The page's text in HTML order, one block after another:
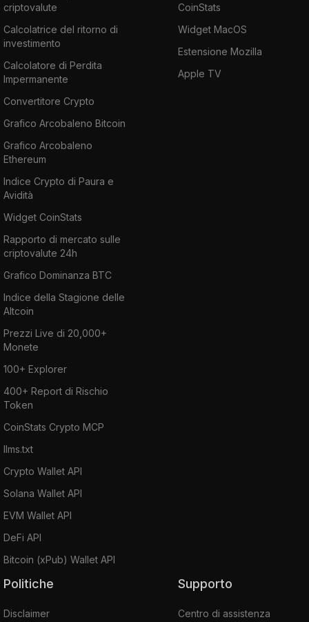
criptovalute
Calcolatrice del ritorno di
investimento
Calcolatore di Perdita
Impermanente
Convertitore Crypto
Grafico Arcobaleno Bitcoin
Grafico Arcobaleno
Ethereum
Indice Crypto di Paura e
Avidità
Widget CoinStats
Rapporto di mercato sulle
criptovalute 24h
Grafico Dominanza BTC
Indice della Stagione delle
Altcoin
Prezzi Live di 20,000+
Monete
100+ Explorer
400+ Report di Rischio
Token
CoinStats Crypto MCP
llms.txt
Crypto Wallet API
Solana Wallet API
EVM Wallet API
DeFi API
Bitcoin (xPub) Wallet API
CoinStats
Widget MacOS
Estensione Mozilla
Apple TV
Politiche
Disclaimer
Supporto
Centro di assistenza